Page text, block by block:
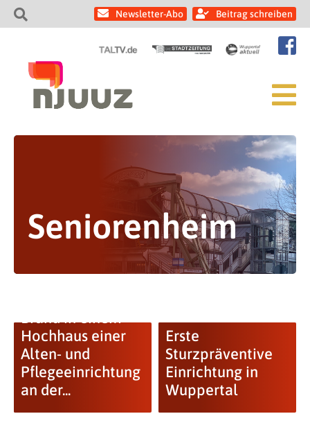
Newsletter-Abo Beitrag schreiben
Seniorenheim
Hochhaus einer
Alten- und
Pflegeeinrichtung
an der...
Erste
Sturzpräventive
Einrichtung in
Wuppertal